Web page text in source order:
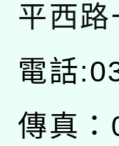
平西
電話
傳真